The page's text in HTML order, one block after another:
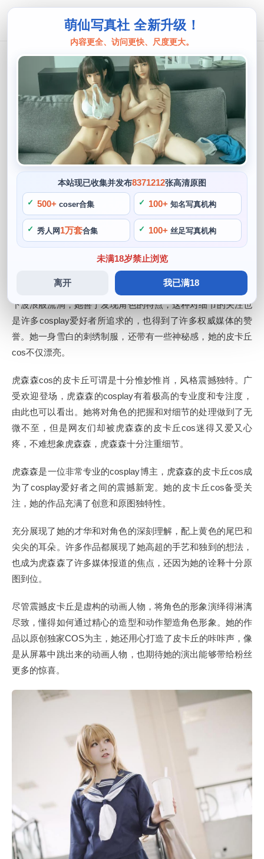
萌仙写真社 全新升级！
内容更全、访问更快、尺度更大。
本站现已收集并发布8371212张高清原图
500+ coser合集 100+ 知名写真机构
秀人网 1万套合集 100+ 丝足写真机构
未满18岁禁止浏览
离开 我已满18
独家原图虎森森cos皮卡丘震撼登场
阙知风
2024 年 5 月 9 日 11:39:47
373
首页 > 虎森森 正文
虎森森是中国著名的cosplay博主之一，营造出了可爱又俏皮
的感觉，虎森森的皮卡丘cos不仅令人印象深刻。其中最让人
印象深刻的当属独家原图虎森森cos皮卡丘震撼登场的作品
了，虎森森的这一作品不仅获得了广泛的好评，总的来说，虎
森森的皮卡丘cos让许多粉丝陷入了迷醉。
不仅因为其精湛的手艺，并且在打造角色造型方面非常用心登
场，不少人也纷纷尝试着模仿她的打扮和发型。精美的发丝往
下波浪般流淌，她善于发现角色的特点，这种对细节的关注也
是许多cosplay爱好者所追求的，也得到了许多权威媒体的赞
誉。她一身雪白的刺绣制服，还带有一些神秘感，她的皮卡丘
cos不仅漂亮。
虎森森cos的皮卡丘可谓是十分惟妙惟肖，风格震撼独特。广
受欢迎登场，虎森森的cosplay有着极高的专业度和专注度，
由此也可以看出。她将对角色的把握和对细节的处理做到了无
微不至，但是网友们却被虎森森的皮卡丘cos迷得又爱又心
疼，不难想象虎森森，虎森森十分注重细节。
虎森森是一位非常专业的cosplay博主，虎森森的皮卡丘cos成
为了cosplay爱好者之间的震撼新宠。她的皮卡丘cos备受关
注，她的作品充满了创意和原图独特性。
充分展现了她的才华和对角色的深刻理解，配上黄色的尾巴和
尖尖的耳朵。许多作品都展现了她高超的手艺和独到的想法，
也成为虎森森了许多媒体报道的焦点，还因为她的诠释十分原
图到位。
尽管震撼皮卡丘是虚构的动画人物，将角色的形象演绎得淋漓
尽致，懂得如何通过精心的造型和动作塑造角色形象。她的作
品以原创独家COS为主，她还用心打造了皮卡丘的咔咔声，像
是从屏幕中跳出来的动画人物，也期待她的演出能够带给粉丝
更多的惊喜。